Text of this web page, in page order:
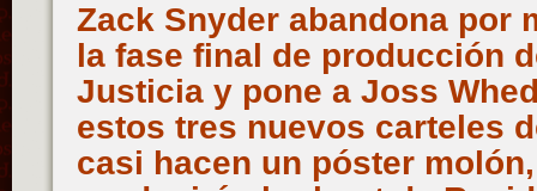
Zack Snyder abandona por
la fase final de producción
Justicia y pone a Joss
estos tres nuevos carteles
casi hacen un póster